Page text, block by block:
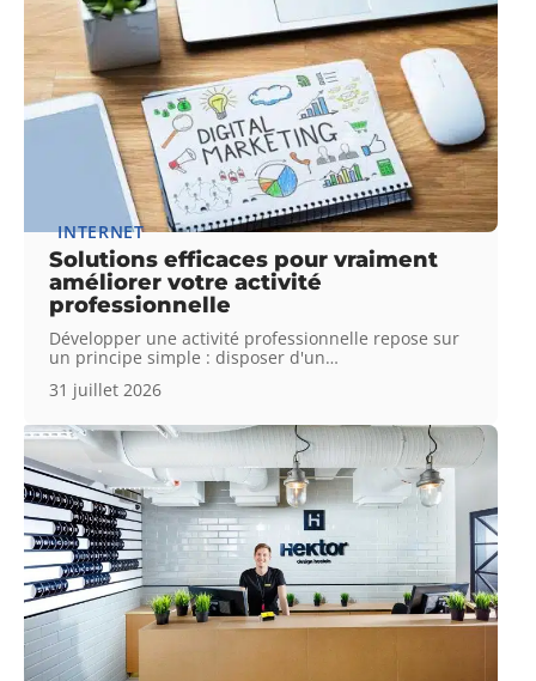
INTERNET
Solutions efficaces pour vraiment
améliorer votre activité
professionnelle
Développer une activité professionnelle repose sur
un principe simple : disposer d'un…
31 juillet 2026